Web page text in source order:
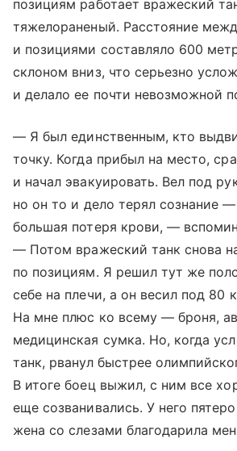
позициям работает вражеский
тяжелораненый. Расстояние
и позициями составляло 600
склоном вниз, что серьезно
и делало ее почти невозможной
— Я был единственным, кто
точку. Когда прибыл на место,
и начал эвакуировать. Вел под
но он то и дело терял сознание —
большая потеря крови, —
— Потом вражеский танк снова
по позициям. Я решил тут же
себе на плечи, а он весил под 80
На мне плюс ко всему — броня,
медицинская сумка. Но, когда
танк, рванул быстрее
В итоге боец выжил, с ним все
еще созванивались. У него
жена со слезами благодарила